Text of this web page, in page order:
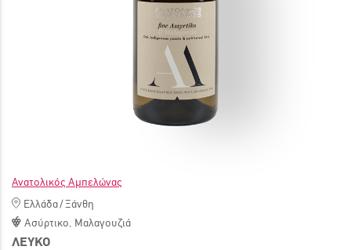
Ανατολικός Αμπελώνας
Ελλάδα/Ξάνθη
Ασύρτικο Μαλαγουζιά
ΛΕΥΚΟ